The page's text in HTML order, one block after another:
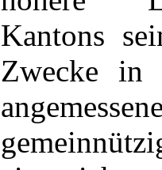
Kantons
Zwecke in